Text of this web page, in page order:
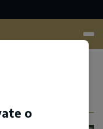
o
pretrazi